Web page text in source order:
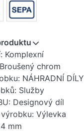
Komplexní
chrom
NÁHRADNÍ DÍLY
Služby
Designový díl
Výlevka
mm